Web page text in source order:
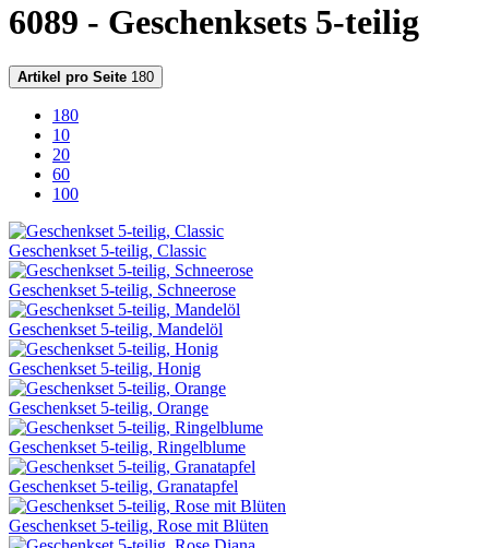
6089 - Geschenksets 5-teilig
Artikel pro Seite 180
180
10
20
60
100
Geschenkset 5-teilig, Classic
Geschenkset 5-teilig, Schneerose
Geschenkset 5-teilig, Mandelöl
Geschenkset 5-teilig, Honig
Geschenkset 5-teilig, Orange
Geschenkset 5-teilig, Ringelblume
Geschenkset 5-teilig, Granatapfel
Geschenkset 5-teilig, Rose mit Blüten